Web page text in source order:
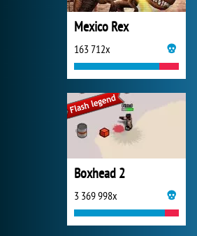
Mexico Rex
163 712x
Boxhead 2
3 369 998x